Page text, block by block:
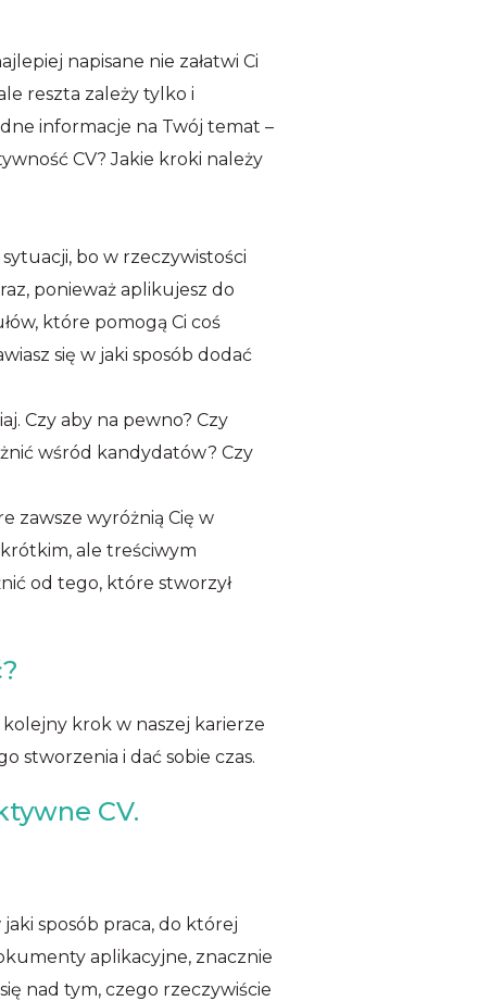
napisane nie załatwi Ci
reszta zależy tylko i
informacje na Twój temat –
CV? Jakie kroki należy
bo w rzeczywistości
ponieważ aplikujesz do
które pomogą Ci coś
się w jaki sposób dodać
Czy aby na pewno? Czy
wśród kandydatów? Czy
zawsze wyróżnią Cię w
krótkim, ale treściwym
od tego, które stworzył
krok w naszej karierze
stworzenia i dać sobie czas.
CV.
sposób praca, do której
aplikacyjne, znacznie
nad tym, czego rzeczywiście